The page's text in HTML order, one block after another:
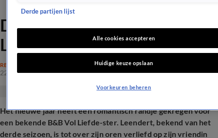
Déze bekende B&B Vol
Liefde-ster gaat trouwen
REALITY
22 jan 2025, 19:10
Het nieuwe jaar heeft een romantisch randje gekregen voor
een bekende B&B Vol Liefde-ster. Leendert, bekend van het
derde seizoen, is tot over zijn oren verliefd op zijn vriendin
Derde partijen lijst
Alle cookies accepteren
Huidige keuze opslaan
Voorkeuren beheren